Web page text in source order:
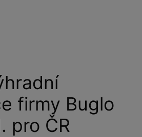
firmy Buglo
pro ČR